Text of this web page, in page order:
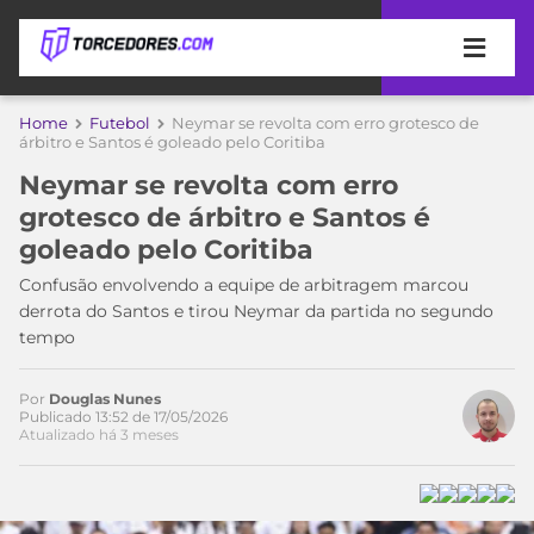
APOSTAS
DE
APOSTA
MELHORES
SITES
APOSTAS
2026
COPA
DO
MUNDO
TIMES
MEU
TIME
CAMPEONATOS
Home Futebol
Neymar se revolta com erro grotesco de
árbitro e Santos é goleado pelo Coritiba
Neymar se revolta com erro
grotesco de árbitro e Santos é
goleado pelo Coritiba
Confusão envolvendo a equipe de arbitragem marcou
derrota do Santos e tirou Neymar da partida no segundo
tempo
Por Douglas Nunes
Publicado 13:52 de 17/05/2026
Atualizado há 3 meses